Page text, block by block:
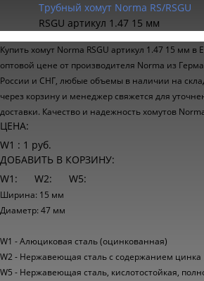
Трубный хомут Norma RS/RSGU
RSGU артикул 1.47 15 мм
Купить хомут Norma RSGU артикул 1.47 15 мм в
оптовой цене от производителя Norma из
России и СНГ, любые объемы в наличии на
через корзину и менеджер свяжется для
доставки. Качество и надежность хомутов
ЦЕНА:
W1 : 1 руб.
ДОБАВИТЬ В КОРЗИНУ:
W1:
W2: W5:
Ширина: 15 мм
Диаметр: 47 мм
W1 - Алюциковая сталь (оцинкованная)
W2 - Нержавеющая сталь с содержанием цинка
W5 - Нержавеющая сталь, кислотостойкая,